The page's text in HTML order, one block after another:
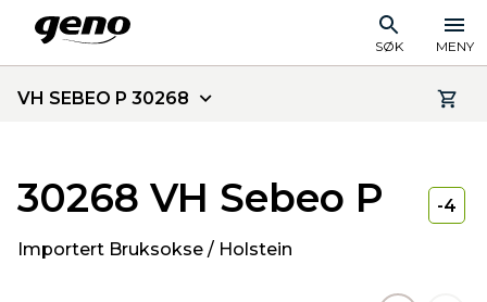
SØK MENY
VH SEBEO P 30268
30268 VH Sebeo P
Importert Bruksokse / Holstein
-4